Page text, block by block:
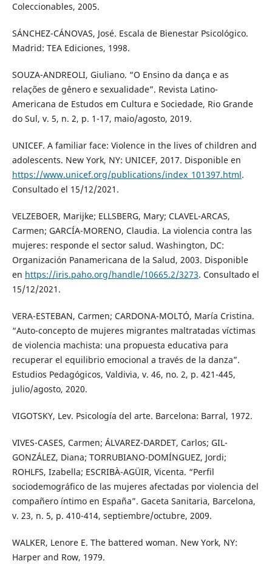
Coleccionables, 2005.
SÁNCHEZ-CÁNOVAS, José. Escala de Bienestar Psicológico.
Madrid: TEA Ediciones, 1998.
SOUZA-ANDREOLI, Giuliano. “O Ensino da dança e as
relações de gênero e sexualidade”. Revista Latino-
Americana de Estudos em Cultura e Sociedade, Rio Grande
do Sul, v. 5, n. 2, p. 1-17, maio/agosto, 2019.
UNICEF. A familiar face: Violence in the lives of children and
adolescents. New York, NY: UNICEF, 2017. Disponible en
https://www.unicef.org/publications/index_101397.html.
Consultado el 15/12/2021.
VELZEBOER, Marijke; ELLSBERG, Mary; CLAVEL-ARCAS,
Carmen; GARCÍA-MORENO, Claudia. La violencia contra las
mujeres: responde el sector salud. Washington, DC:
Organización Panamericana de la Salud, 2003. Disponible
en https://iris.paho.org/handle/10665.2/3273. Consultado el
15/12/2021.
VERA-ESTEBAN, Carmen; CARDONA-MOLTÓ, María Cristina.
“Auto-concepto de mujeres migrantes maltratadas víctimas
de violencia machista: una propuesta educativa para
recuperar el equilibrio emocional a través de la danza”.
Estudios Pedagógicos, Valdivia, v. 46, no. 2, p. 421-445,
julio/agosto, 2020.
VIGOTSKY, Lev. Psicología del arte. Barcelona: Barral, 1972.
VIVES-CASES, Carmen; ÁLVAREZ-DARDET, Carlos; GIL-
GONZÁLEZ, Diana; TORRUBIANO-DOMÍNGUEZ, Jordi;
ROHLFS, Izabella; ESCRIBÀ-AGÜIR, Vicenta. “Perfil
sociodemográfico de las mujeres afectadas por violencia del
compañero íntimo en España”. Gaceta Sanitaria, Barcelona,
v. 23, n. 5, p. 410-414, septiembre/octubre, 2009.
WALKER, Lenore E. The battered woman. New York, NY:
Harper and Row, 1979.